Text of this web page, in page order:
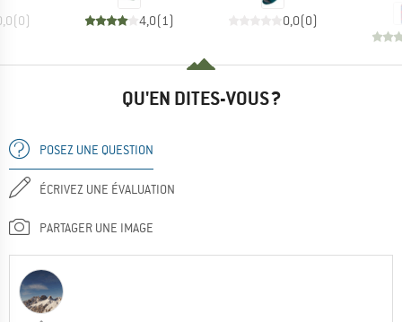
(0) 4,0(1) 0,0(0)
QU'EN DITES-VOUS ?
POSEZ UNE QUESTION
ÉCRIVEZ UNE ÉVALUATION
PARTAGER UNE IMAGE